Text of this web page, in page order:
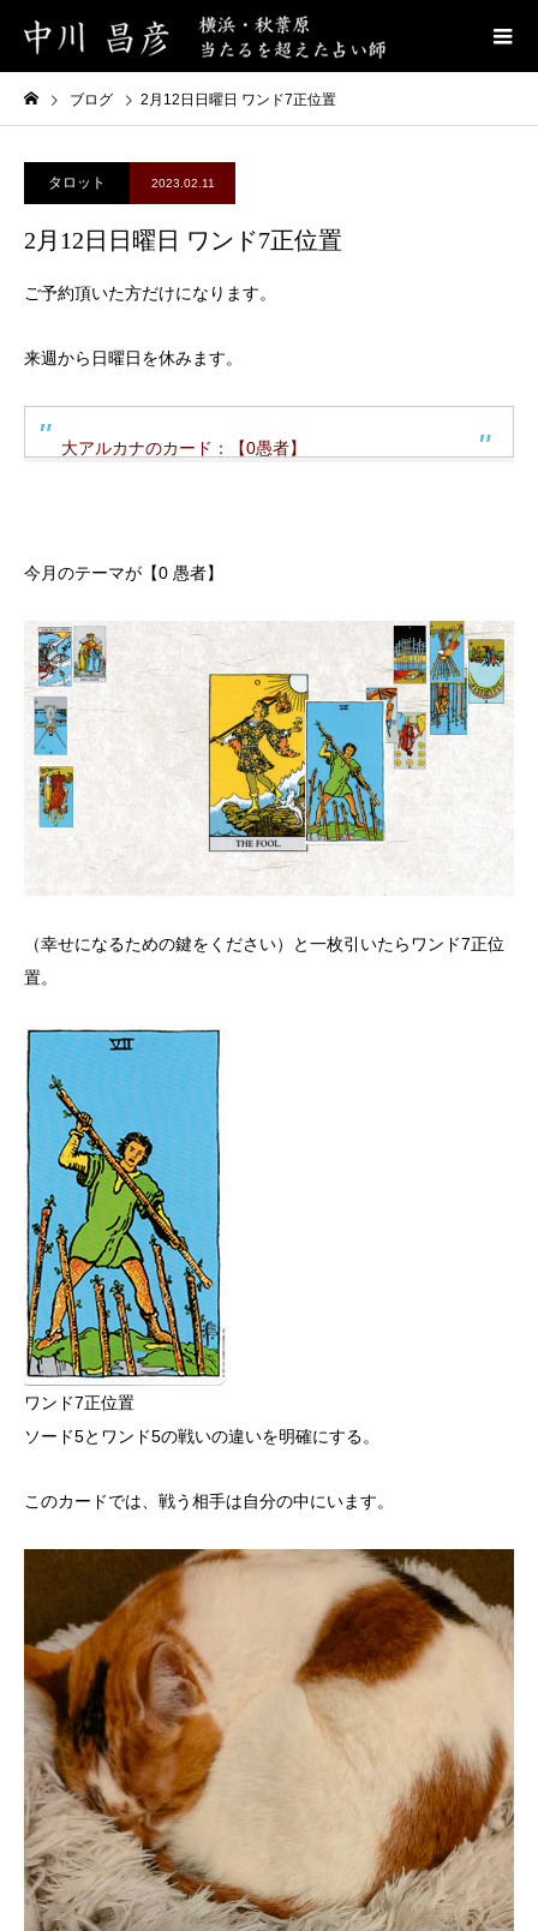
ブログ 2月12日日曜日 ワンド7正位置
タロット 2023.02.11
2月12日日曜日 ワンド7正位置
ご予約頂いた方だけになります。
来週から日曜日を休みます。
大アルカナのカード：【0愚者】
今月のテーマが【0 愚者】
（幸せになるための鍵をください）と一枚引いたらワンド7正位
置。
ワンド7正位置
ソード5とワンド5の戦いの違いを明確にする。
このカードでは、戦う相手は自分の中にいます。